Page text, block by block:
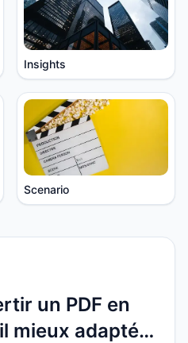
Insights
Scenario
un PDF en
mieux adapté